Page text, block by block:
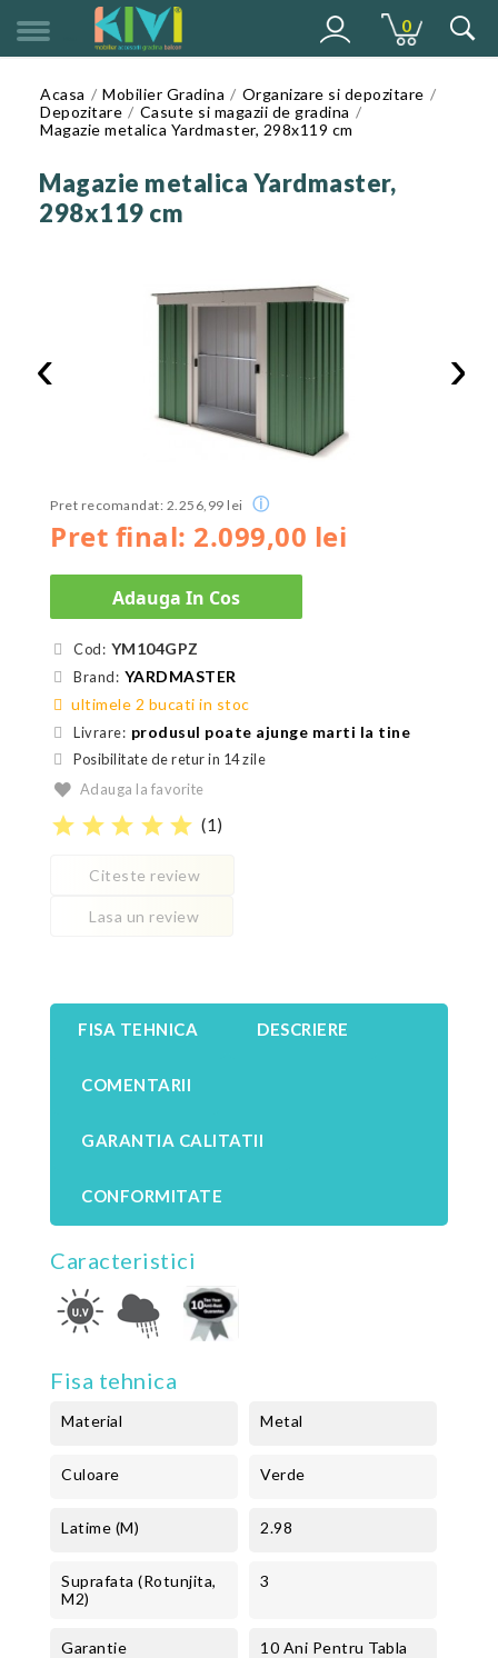
0
Acasa Mobilier Gradina
Organizare si depozitare
Depozitare
Casute si magazii de gradina
Magazie metalica Yardmaster, 298x119 cm
Magazie metalica Yardmaster,
298x119 cm
‹ ›
Pret final: 2.099,00 lei
Pret recomandat: 2.256,99 lei ⓘ
Adauga In Cos
Cod: YM104GPZ
Brand: YARDMASTER
ultimele 2 bucati in stoc
Livrare: produsul poate ajunge marti la tine
Posibilitate de retur in 14 zile
Adauga la favorite
star star star star star (1)
Citeste review
Lasa un review
FISA TEHNICA DESCRIERE
COMENTARII
GARANTIA CALITATII
CONFORMITATE
Caracteristici
Fisa tehnica
Material Metal
Culoare Verde
Latime (m) 2.98
Suprafata (rotunjita,
M2)
3
Garantie 10 Ani Pentru Tabla